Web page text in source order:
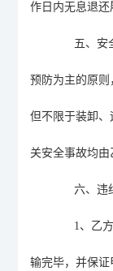
作日内无息退还
五、安
预防为主的原
但不限于装卸
关安全事故均由
六、违
1、 乙
输完毕，并保